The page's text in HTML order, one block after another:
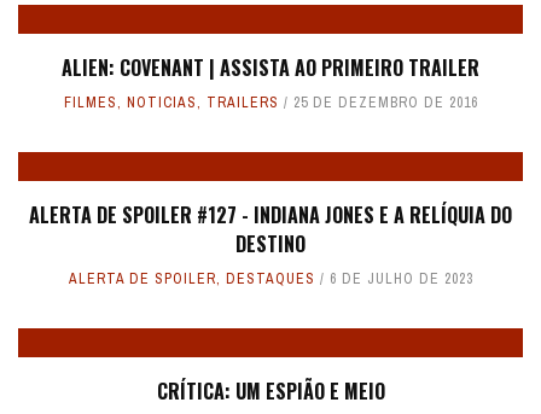
ALIEN: COVENANT | ASSISTA AO PRIMEIRO TRAILER
FILMES, NOTICIAS, TRAILERS 25 DE DEZEMBRO DE 2016
ALERTA DE SPOILER #127 - INDIANA JONES E A RELÍQUIA DO
DESTINO
ALERTA DE SPOILER, DESTAQUES 6 DE JULHO DE 2023
CRÍTICA: UM ESPIÃO E MEIO